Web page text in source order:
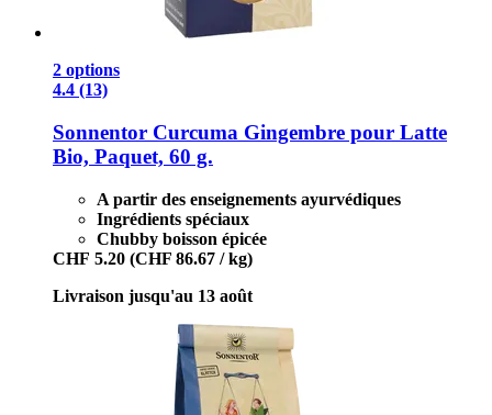
2 options
4.4 (13)
Sonnentor Curcuma Gingembre pour Latte
Bio, Paquet, 60 g.
A partir des enseignements ayurvédiques
Ingrédients spéciaux
Chubby boisson épicée
CHF 5.20 (CHF 86.67 / kg)
Livraison jusqu'au 13 août